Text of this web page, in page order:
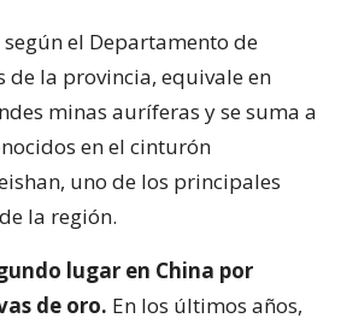
el Departamento de
de la provincia, equivale en
minas auríferas y se suma a
en el cinturón
uno de los principales
la región.
lugar en China por
de oro. En los últimos años,